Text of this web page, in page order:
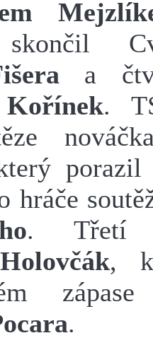
a
.
porazil
hráče
. Třetí
,
.